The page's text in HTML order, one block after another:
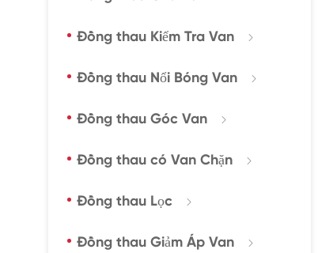
Đồng thau Kiểm Tra Van 
Đồng thau Nổi Bóng Van 
Đồng thau Góc Van 
Đồng thau có Van Chặn 
Đồng thau Lọc 
Đồng thau Giảm Áp Van 